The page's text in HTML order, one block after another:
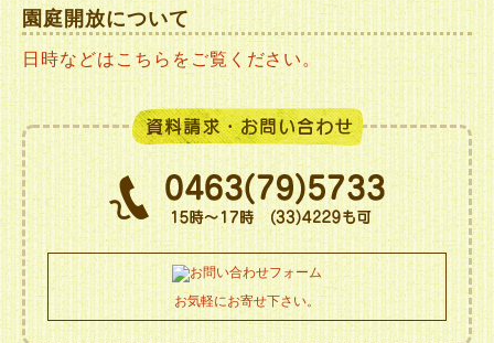
園庭開放について
日時などはこちらをご覧ください。
お気軽にお寄せ下さい。